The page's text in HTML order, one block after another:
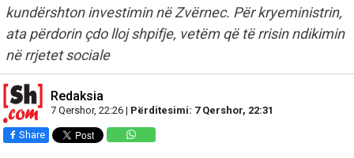
kundërshton investimin në Zvërnec. Për kryeministrin,
ata përdorin çdo lloj shpifje, vetëm që të rrisin ndikimin
në rrjetet sociale
Redaksia
7 Qershor, 22:26 | Përditesimi: 7 Qershor, 22:31
Share